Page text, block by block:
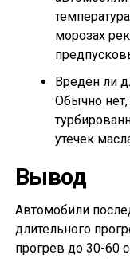
морозах
Вреден ли
Обычно
утечек
Вывод
Автомобили
длительного
прогрев до 30-60